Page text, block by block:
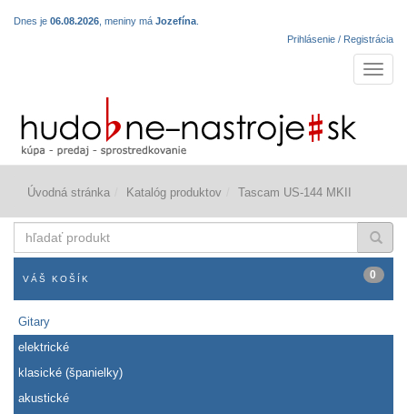
Dnes je 06.08.2026 , meniny má Jozefína
Prihlásenie / Registrácia
Úvodná stránka Katalóg produktov Tascam US-144 MKII
produkt
VÁŠ KOŠÍK 0
Gitary
elektrické
klasické (španielky)
akustické